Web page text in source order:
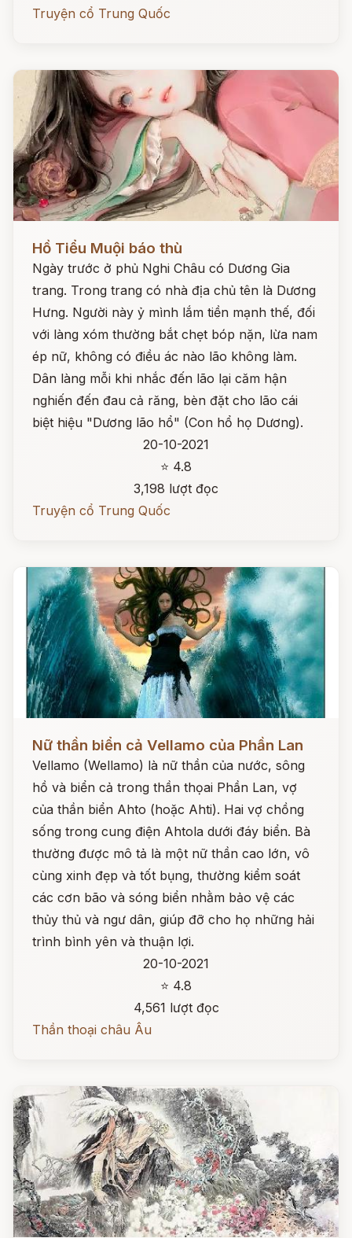
Truyện cổ Trung Quốc
Đọc ngay
Hồ Tiểu Muội báo thù
Ngày trước ở phủ Nghi Châu có Dương Gia
trang. Trong trang có nhà địa chủ tên là Dương
Hưng. Người này ỷ mình lắm tiền mạnh thế, đối
với làng xóm thường bắt chẹt bóp nặn, lừa nam
ép nữ, không có điều ác nào lão không làm.
Dân làng mỗi khi nhắc đến lão lại căm hận
nghiến đến đau cả răng, bèn đặt cho lão cái
biệt hiệu "Dương lão hổ" (Con hổ họ Dương).
20-10-2021
⭐ 4.8
3,198 lượt đọc
Truyện cổ Trung Quốc
Nữ thần biển cả Vellamo của Phần Lan
Vellamo (Wellamo) là nữ thần của nước, sông
hồ và biển cả trong thần thọai Phần Lan, vợ
của thần biển Ahto (hoặc Ahti). Hai vợ chồng
sống trong cung điện Ahtola dưới đáy biển. Bà
thường được mô tả là một nữ thần cao lớn, vô
cùng xinh đẹp và tốt bụng, thường kiểm soát
các cơn bão và sóng biển nhằm bảo vệ các
thủy thủ và ngư dân, giúp đỡ cho họ những hải
trình bình yên và thuận lợi.
20-10-2021
⭐ 4.8
4,561 lượt đọc
Thần thoại châu Âu